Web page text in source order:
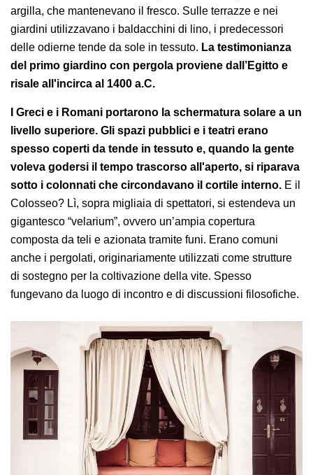
argilla, che mantenevano il fresco. Sulle terrazze e nei
giardini utilizzavano i baldacchini di lino, i predecessori
delle odierne tende da sole in tessuto. La testimonianza
del primo giardino con pergola proviene dall’Egitto e
risale all'incirca al 1400 a.C.
I Greci e i Romani portarono la schermatura solare a un
livello superiore. Gli spazi pubblici e i teatri erano
spesso coperti da tende in tessuto e, quando la gente
voleva godersi il tempo trascorso all'aperto, si riparava
sotto i colonnati che circondavano il cortile interno. E il
Colosseo? Lì, sopra migliaia di spettatori, si estendeva un
gigantesco “velarium”, ovvero un’ampia copertura
composta da teli e azionata tramite funi. Erano comuni
anche i pergolati, originariamente utilizzati come strutture
di sostegno per la coltivazione della vite. Spesso
fungevano da luogo di incontro e di discussioni filosofiche.